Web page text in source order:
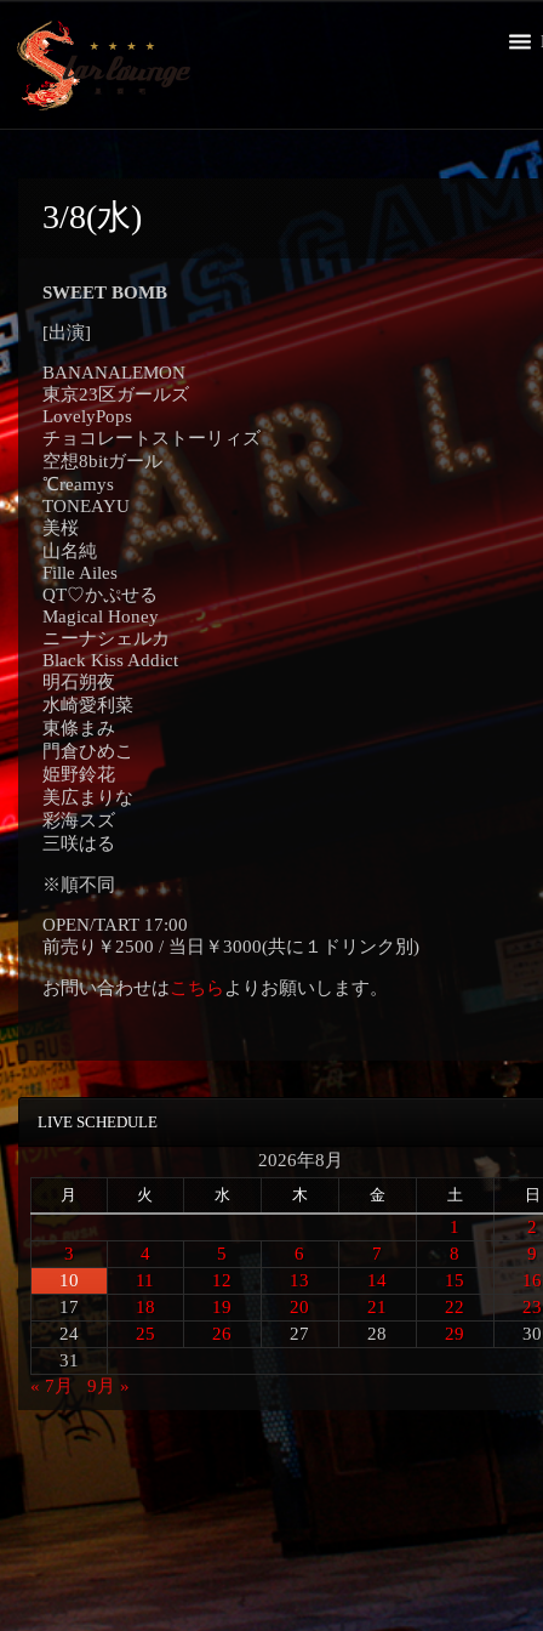
3/8(水)
SWEET BOMB
[出演]
BANANALEMON
東京23区ガールズ
LovelyPops
チョコレートストーリィズ
空想8bitガール
℃reamys
TONEAYU
美桜
山名純
Fille Ailes
QT♡かぷせる
Magical Honey
ニーナシェルカ
Black Kiss Addict
明石朔夜
水崎愛利菜
東條まみ
門倉ひめこ
姫野鈴花
美広まりな
彩海スズ
三咲はる
※順不同
OPEN/TART 17:00
前売り￥2500 / 当日￥3000(共に１ドリンク別)
お問い合わせはこちら よりお願いします。
LIVE SCHEDULE
2026年8月
月 火 水 木 金 土 日
1
2
3
4 5 6 7 8
9
10
11 12 13 14 15
16
17
18 19 20 21 22
23
24
25 26 27 28 29
30
31
« 7月
9月 »